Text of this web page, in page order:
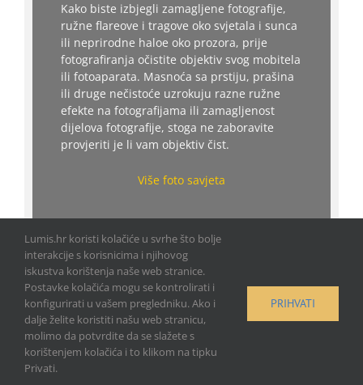
Kako biste izbjegli zamagljene fotografije,
ružne flareove i tragove oko svjetala i sunca
ili neprirodne haloe oko prozora, prije
fotografiranja očistite objektiv svog mobitela
ili fotoaparata. Masnoća sa prstiju, prašina
ili druge nečistoće uzrokuju razne ružne
efekte na fotografijama ili zamagljenost
dijelova fotografije, stoga ne zaboravite
provjeriti je li vam objektiv čist.
Više foto savjeta
Copyright © Lumis.hr, Sva prava pridržana |
Lumis.hr koristi kolačiće u svrhe što bolje
interakcije s korisnicima i njihovog
iskustva korištenja naše web stranice.
Postavke kolačića mogu se kontrolirati i
konfigurirati u vašem pregledniku. Ako i
dalje želite koristiti našu web stranicu,
molimo da potvrdite da se slažete s
korištenjem kolačića i to klikom na tipku
Privati.
PRIHVATI